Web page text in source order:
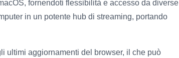
fornendoti flessibilità e accesso da diverse
in un potente hub di streaming, portando
ultimi aggiornamenti del browser, il che può